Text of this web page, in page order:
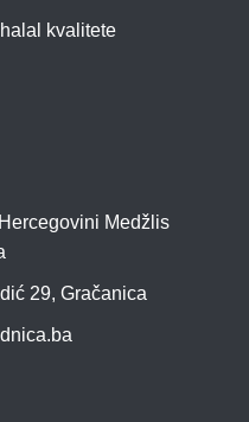
kvalitete
Medžlis
29, Gračanica